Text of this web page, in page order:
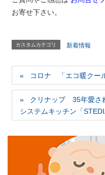
お寄せ下さい。
カスタムカテゴリ 新着情報
コロナ 「エコ暖クー
クリナップ 35年愛さ
システムキッチン「